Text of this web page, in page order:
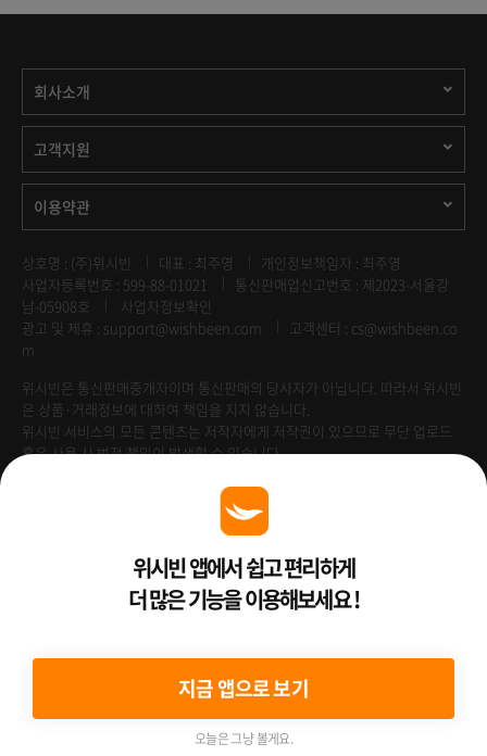
회사소개
고객지원
이용약관
상호명 : (주)위시빈 대표 : 최주영
개인정보책임자 : 최주영
사업자등록번호 : 599-88-01021
통신판매업신고번호 : 제2023-서울강
남-05908호
사업자정보확인
광고 및 제휴 : support@wishbeen.com
고객센터 : cs@wishbeen.co
m
위시빈은 통신판매중개자이며 통신판매의 당사자가 아닙니다. 따라서 위시빈
은 상품·거래정보에 대하여 책임을 지지 않습니다.
위시빈 서비스의 모든 콘텐츠는 저작자에게 저작권이 있으므로 무단 업로드
혹은 사용 시 법적 책임이 발생할 수 있습니다.
Venture Enterprise위시빈 앱에서 쉽고 편리하게
더 많은 기능을 이용해보세요 !
지금 앱으로 보기
오늘은 그냥 볼게요.